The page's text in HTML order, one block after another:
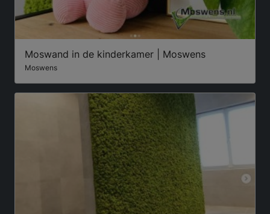
Moswand in de kinderkamer | Moswens
Moswens